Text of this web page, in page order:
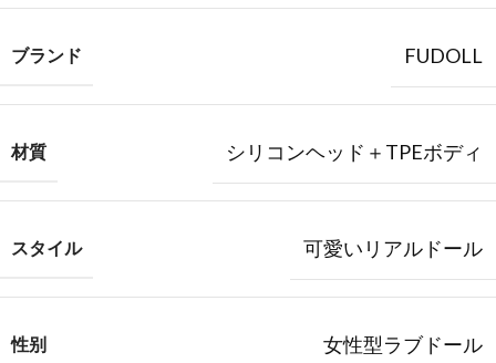
ブランド FUDOLL
材質 シリコンヘッド＋TPEボディ
スタイル 可愛いリアルドール
性别 女性型ラブドール